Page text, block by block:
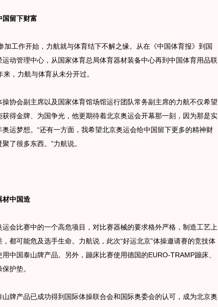
国留下财富
工作开始，力航就与体育结下不解之缘。从在《中国体育报》到国
运动管理中心，从国家体育总局体育器材装备中心再到中国体育用品联
，力航与体育从未分开过。
会副主席以及国家体育馆场馆运行团队常务副主席的力航不仅希望
获得金牌、为国争光，他更期待着北京奥运会开幕那一刻，因为那是实
运梦想。“还有一方面，我希望北京奥运会给中国留下更多的精神财
了很多东西。”力航说。
中国造
比赛中的一个高危项目，对比赛器械的要求格外严格，制造工艺上
都可能危及选手生命。力航说，此次“好运北京”体操邀请赛的竞技体
中国泰山牌产品。另外，蹦床比赛使用德国的EURO-TRAMP蹦床、
护垫。
产品已成功得到国际体操联合会和国际奥委会的认可，成为北京奥